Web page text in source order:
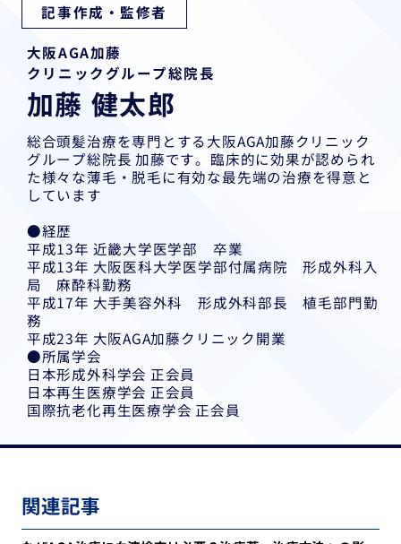
記事作成・監修者
大阪AGA加藤
クリニックグループ総院長
加藤 健太郎
総合頭髪治療を専門とする大阪AGA加藤クリニック
グループ総院長 加藤です。臨床的に効果が認められ
た様々な薄毛・脱毛に有効な最先端の治療を得意と
しています
●経歴
平成13年 近畿大学医学部 卒業
平成13年 大阪医科大学医学部付属病院 形成外科入
局 麻酔科勤務
平成17年 大手美容外科 形成外科部長 植毛部門勤
務
平成23年 大阪AGA加藤クリニック開業
●所属学会
日本形成外科学会 正会員
日本再生医療学会 正会員
国際抗老化再生医療学会 正会員
関連記事